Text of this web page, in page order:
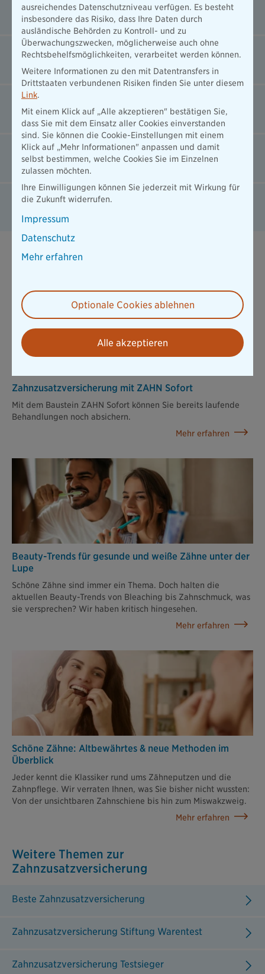
Wie oft wird eine Zahnreinigung bezahlt?
Worauf sollten Studierende beim Abschluss einer
Zahnzusatzversicherung achten?
Was sind typische Leistungen einer
Zahnzusatzversicherung für Studierende?
Was passiert nach dem Studium mit der
Zahnzusatzversicherung?
Kann ich trotz fehlender Zähne eine
Das könnte Sie auch interessieren
Zahnzusatz­versicherung mit ZAHN Sofort
Mit dem Baustein ZAHN Sofort können Sie bereits laufende
Behandlungen noch absichern.
Mehr erfahren
Beauty-Trends für gesunde und weiße Zähne unter der
Lupe
Schöne Zähne sind immer ein Thema. Doch halten die
aktuellen Beauty-Trends von Bleaching bis Zahnschmuck, was
sie versprechen? Wir haben kritisch hingesehen.
Mehr erfahren
Schöne Zähne: Altbewährtes & neue Methoden im
Überblick
Jeder kennt die Klassiker rund ums Zähneputzen und die
Zahnpflege. Wir verraten Ihnen, was Sie bisher nicht wussten:
Von der unsichtbaren Zahnschiene bis hin zum Miswakzweig.
Mehr erfahren
Weitere Themen zur
Zahnzusatzversicherung
Beste Zahnzusatzversicherung
Zahnzusatzversicherung Stiftung Warentest
Zahnzusatzversicherung Testsieger
ausreichendes Datenschutzniveau verfügen. Es besteht
insbesondere das Risiko, dass Ihre Daten durch
ausländische Behörden zu Kontroll- und zu
Überwachungszwecken, möglicherweise auch ohne
Rechtsbehelfsmöglichkeiten, verarbeitet werden können.
Weitere Informationen zu den mit Datentransfers in
Drittstaaten verbundenen Risiken finden Sie unter diesem
Link.
Mit einem Klick auf „Alle akzeptieren" bestätigen Sie,
dass Sie mit dem Einsatz aller Cookies einverstanden
sind. Sie können die Cookie-Einstellungen mit einem
Klick auf „Mehr Informationen" anpassen und damit
selbst bestimmen, welche Cookies Sie im Einzelnen
zulassen möchten.
Ihre Einwilligungen können Sie jederzeit mit Wirkung für
die Zukunft widerrufen.
Impressum
Datenschutz
Mehr erfahren
Optionale Cookies ablehnen
Alle akzeptieren